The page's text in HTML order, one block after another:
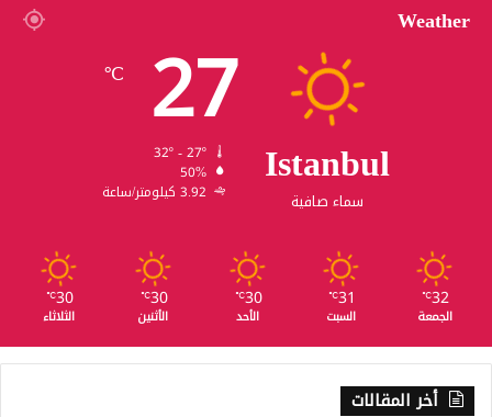
Weather
Istanbul
سماء صافية
27
℃
50%
3.92 كيلومتر/ساعة
32
℃
الجمعة
31
℃
السبت
30
℃
الأحد
30
℃
الأثنين
30
℃
الثلاثاء
أخر المقالات